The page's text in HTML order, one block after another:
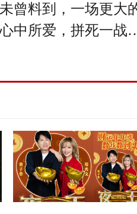
曾料到，一场更大
心中所爱，拼死一